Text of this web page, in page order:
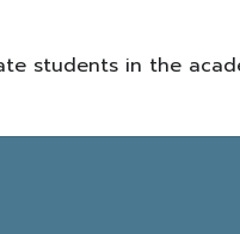
students in the